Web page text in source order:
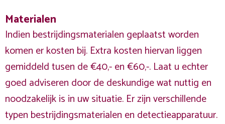
Materialen
Indien bestrijdingsmaterialen geplaatst worden
komen er kosten bij. Extra kosten hiervan liggen
gemiddeld tusen de €40,- en €60,-. Laat u echter
goed adviseren door de deskundige wat nuttig en
noodzakelijk is in uw situatie. Er zijn verschillende
typen bestrijdingsmaterialen en detectieapparatuur.